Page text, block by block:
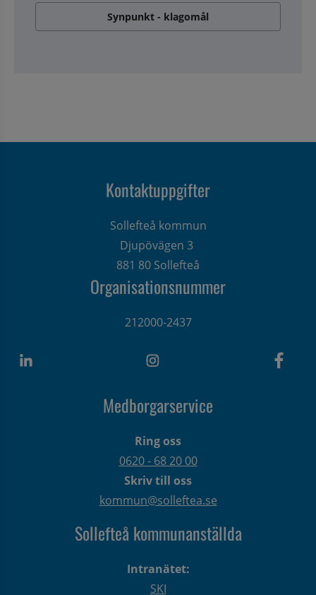
Synpunkt - klagomål
Kontaktuppgifter
Sollefteå kommun
Djupövägen 3
881 80 Sollefteå
Organisationsnummer
212000-2437
Medborgarservice
Ring oss
0620 - 68 20 00
Skriv till oss
kommun@solleftea.se
Sollefteå kommunanställda
Intranätet:
SKI